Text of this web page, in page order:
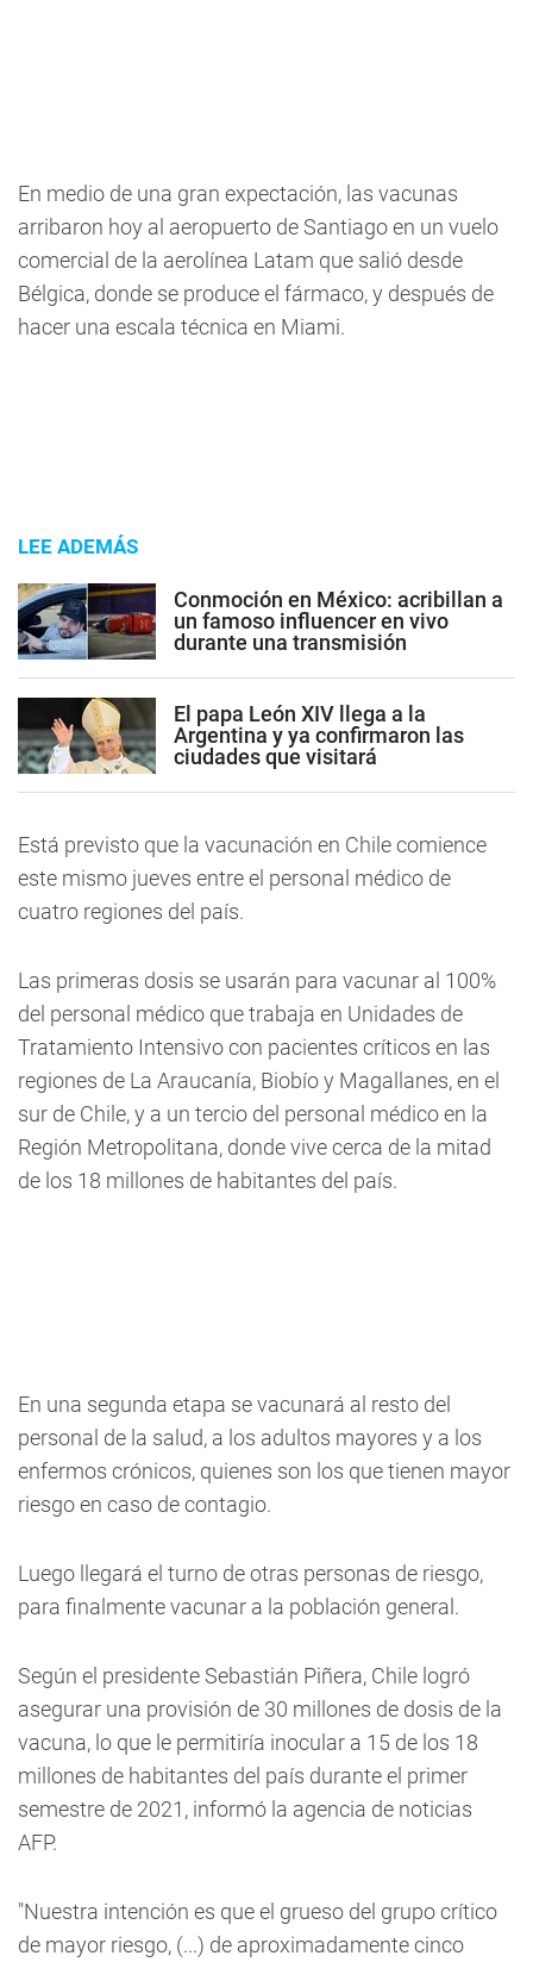
En medio de una gran expectación, las vacunas
arribaron hoy al aeropuerto de Santiago en un vuelo
comercial de la aerolínea Latam que salió desde
Bélgica, donde se produce el fármaco, y después de
hacer una escala técnica en Miami.
LEE ADEMÁS
Conmoción en México: acribillan a
un famoso influencer en vivo
durante una transmisión
El papa León XIV llega a la
Argentina y ya confirmaron las
ciudades que visitará
Está previsto que la vacunación en Chile comience
este mismo jueves entre el personal médico de
cuatro regiones del país.
Las primeras dosis se usarán para vacunar al 100%
del personal médico que trabaja en Unidades de
Tratamiento Intensivo con pacientes críticos en las
regiones de La Araucanía, Biobío y Magallanes, en el
sur de Chile, y a un tercio del personal médico en la
Región Metropolitana, donde vive cerca de la mitad
de los 18 millones de habitantes del país.
En una segunda etapa se vacunará al resto del
personal de la salud, a los adultos mayores y a los
enfermos crónicos, quienes son los que tienen mayor
riesgo en caso de contagio.
Luego llegará el turno de otras personas de riesgo,
para finalmente vacunar a la población general.
Según el presidente Sebastián Piñera, Chile logró
asegurar una provisión de 30 millones de dosis de la
vacuna, lo que le permitiría inocular a 15 de los 18
millones de habitantes del país durante el primer
semestre de 2021, informó la agencia de noticias
AFP.
"Nuestra intención es que el grueso del grupo crítico
de mayor riesgo, (...) de aproximadamente cinco